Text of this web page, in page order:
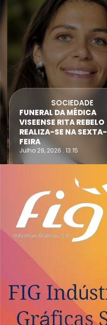
SOCIEDADE
FUNERAL DA MÉDICA
VISEENSE RITA REBELO
REALIZA-SE NA SEXTA-
FEIRA
Julho 29, 2026 . 13:15